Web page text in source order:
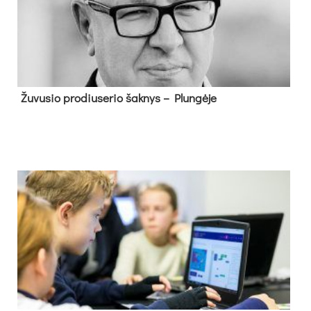
Žu­vu­sio pro­diu­se­rio šak­nys – Plun­gė­je